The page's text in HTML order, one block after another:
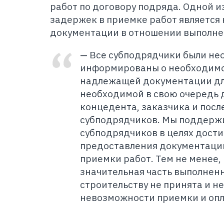
работ по договору подряда. Одной
задержек в приемке работ
документации в отношении
— Все субподрядчики были
информированы о
надлежащей документации
необходимой в свою очередь
концедента, заказчика и
субподрядчиков. Мы
субподрядчиков в целях
предоставления
приемки работ. Тем не
значительная часть
строительству не принята и
невозможности приемки и